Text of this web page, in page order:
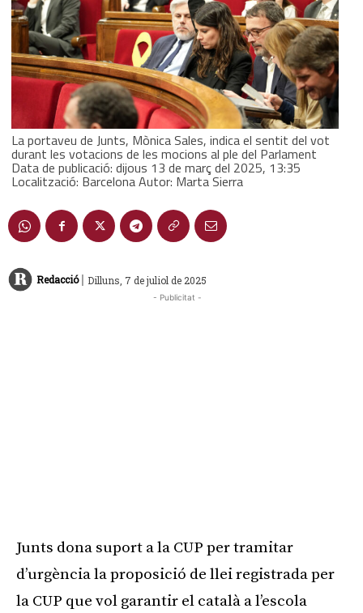
La portaveu de Junts, Mònica Sales, indica el sentit del vot
durant les votacions de les mocions al ple del Parlament
Data de publicació: dijous 13 de març del 2025, 13:35
Localització: Barcelona Autor: Marta Sierra
Redacció | Dilluns, 7 de juliol de 2025
- Publicitat -
Junts dona suport a la CUP per tramitar
d’urgència la proposició de llei registrada per
la CUP que vol garantir el català a l’escola